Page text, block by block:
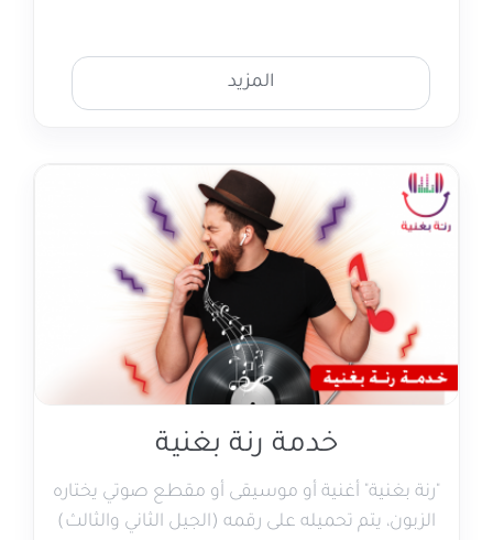
المزيد
خدمة رنة بغنية
"رنة بغنية" أغنية أو موسيقى أو مقطع صوتي يختاره
الزبون، يتم تحميله على رقمه (الجيل الثاني والثالث)